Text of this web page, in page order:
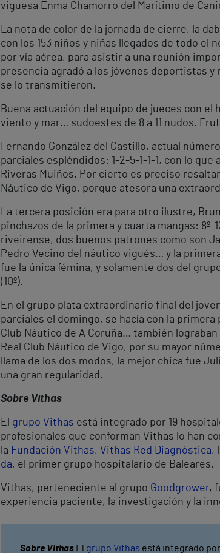
viguesa Enma Chamorro del Marítimo de
La nota de color de la jornada de cierre, la
con los 153 niños y niñas llegados de todo el
por vía aérea, para asistir a una reunión
presencia agradó a los jóvenes deportistas
se lo transmitieron.
Buena actuación del equipo de jueces con
viento y mar… sudoestes de 8 a 11 nudos.
Fernando González del Castillo, actual
parciales espléndidos: 1-2-5-1-1-1, con lo
Riveras Muiños. Por cierto es preciso
Náutico de Vigo, porque atesora una
La tercera posición era para otro ilustre,
pinchazos de la primera y cuarta mangas:
riveirense, dos buenos patrones como son
Pedro Vecino del náutico vigués… y la
fue la única fémina, y solamente dos del
(10º).
En el grupo plata extraordinario final del
parciales el domingo, se hacía con la primera
Club Náutico de A Coruña… también
Real Club Náutico de Vigo, por su mayor
llama de los dos modos, la mejor chica fue
una gran regularidad.
Sobre Vithas
El grupo Vithas está integrado por 19
profesionales que conforman Vithas lo han
la Fundación Vithas, Vithas Red Diagnóstica,
da, el primer grupo hospitalario de Baleares.
Vithas, perteneciente al grupo Goodgrower,
experiencia paciente, la investigación y la
Sobre Vithas El grupo Vithas está integrado